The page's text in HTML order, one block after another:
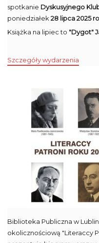
spotkanie Dyskusyjnego
poniedziałek 28 lipca 2025
Książka na lipiec to "Dygot"
Szczegóły wydarzenia
Biblioteka Publiczna w
okolicznościową "Literaccy